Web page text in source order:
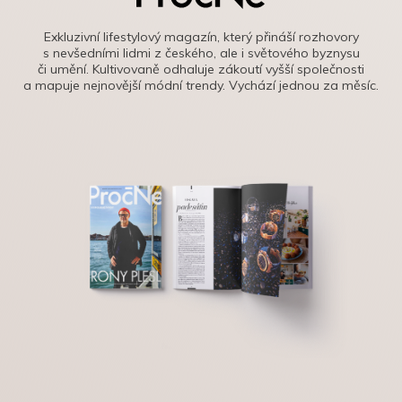
Exkluzivní lifestylový magazín, který přináší rozhovory
s nevšedními lidmi z českého, ale i světového byznysu
či umění. Kultivovaně odhaluje zákoutí vyšší společnosti
a mapuje nejnovější módní trendy. Vychází jednou za měsíc.